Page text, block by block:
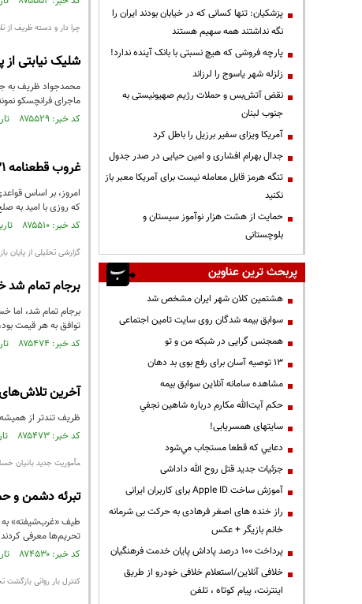
چرا دار و دسته ظریف از
شلیک نیابتی
محمدجواد ظریف به
ماجرای فرانچسکو
کد خبر: ۸۷۵۵۲۹ تاریخ انتشار : ۱۴۰۴/۰۷/۲۷
غروب قطعنامه ۲۲۳۱؛ پایان یک دوران پرالتهاب
امروز، بر اساس
که روزی با امید به
کد خبر: ۸۷۵۵۱۰ تاریخ انتشار : ۱۴۰۴/۰۷/۲۶
گزارشی تحلیلی از پایان
برجام تمام شد
برجام تمام شد، اما
توافق به هر قیمت
کد خبر: ۸۷۵۴۷۴ تاریخ انتشار : ۱۴۰۴/۰۷/۲۶
آخرین تلاش‌های
ظریف تندتر از
کد خبر: ۸۷۵۴۷۳ تاریخ انتشار : ۱۴۰۴/۰۷/۲۶
مأموریت جدید بانیان
تبرئه دشمن و
طیف «غرب‌شیفته» به
تحریم‌ها معرفی
کد خبر: ۸۷۴۵۳۰ تاریخ انتشار : ۱۴۰۴/۰۷/۰۸
کنترل بار روانی بازگشت
پزشکیان: تنها کسانی که در خیابان بودند ایران را
نگه نداشتند همه سهیم هستند
پارچه فروشی که هیچ نسبتی با بانک آینده ندارد!
زلزله شهر یاسوج را لرزاند
نقض آتش‌بس و حملات رژیم صهیونیستی به
جنوب لبنان
آمریکا ویزای سفیر برزیل را باطل کرد
جدال بهرام افشاری و امین حیایی در صدر جدول
تنگه هرمز قابل معامله نیست برای آمریکا معبر باز
نکنید
حمایت از هشت هزار نوآموز سیستان و
بلوچستانی
پربحث ترین عناوین
هشتمین کلان شهر ایران مشخص شد
سوابق بیمه شدگان روی سایت تامین اجتماعی
همجنس گرایی در شبکه من و تو
13 توصیه آسان برای رفع بوی بد دهان
مشاهده سامانه آنلاين سوابق بیمه
حكم آيت‌الله مكارم درباره شاهين نجفي
سایتهای همسریابی!
دعايي كه قطعا مستجاب مي‌شود
جزئیات جدید قتل روح الله داداشی
آموزش ساخت Apple ID برای کاربران ایرانی
راز خنده های اصغر فرهادی به حرکت بی شرمانه
خانم بازیگر + عکس
پرداخت ۱۰۰ درصد پاداش پایان خدمت فرهنگیان
خلافی آنلاین/استعلام خلافی خودرو از طریق
اینترنت، پیام کوتاه ، تلفن